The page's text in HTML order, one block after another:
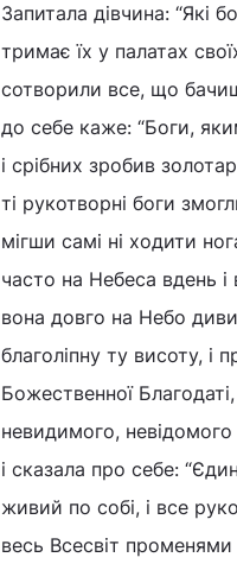
Запитала дівчина: “Які
тримає їх у палатах
сотворили все, що
до себе каже: “Боги,
і срібних зробив
ті рукотворні боги
мігши самі ні ходити
часто на Небеса вдень
вона довго на Небо
благоліпну ту висоту, і
Божественної
невидимого,
і сказала про себе:
живий по собі, і все
весь Всесвіт